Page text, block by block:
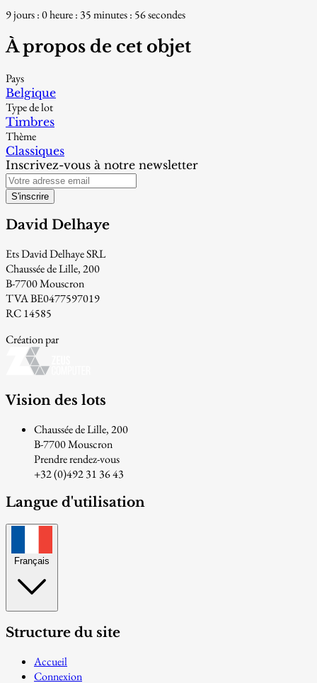
9 jours : 0 heure : 35 minutes : 55 secondes
À propos de cet objet
Pays
Belgique
Type de lot
Timbres
Thème
Classiques
Inscrivez-vous à notre newsletter
S'inscrire
David Delhaye
Ets David Delhaye SRL
Chaussée de Lille, 200
B-7700 Mouscron
TVA BE0477597019
RC 14585
Création par
Vision des lots
Chaussée de Lille, 200
B-7700 Mouscron
Prendre rendez-vous
+32 (0)492 31 36 43
Langue d'utilisation
Français
Structure du site
Accueil
Connexion